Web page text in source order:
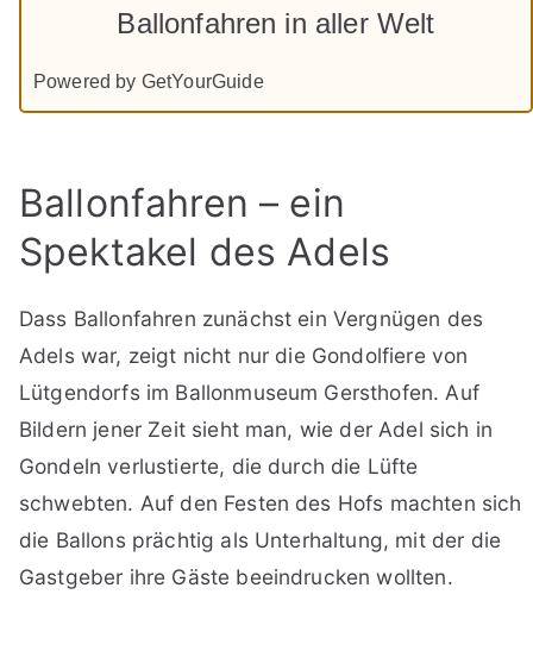
Ballonfahren in aller Welt
Powered by GetYourGuide
Ballonfahren – ein
Spektakel des Adels
Dass Ballonfahren zunächst ein Vergnügen des
Adels war, zeigt nicht nur die Gondolfiere von
Lütgendorfs im Ballonmuseum Gersthofen. Auf
Bildern jener Zeit sieht man, wie der Adel sich in
Gondeln verlustierte, die durch die Lüfte
schwebten. Auf den Festen des Hofs machten sich
die Ballons prächtig als Unterhaltung, mit der die
Gastgeber ihre Gäste beeindrucken wollten.